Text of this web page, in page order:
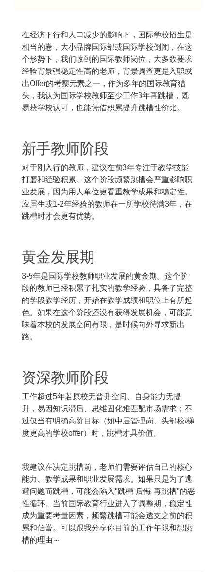
在经济下行和人口减少的影响下，国际学校招生是
相当的卷，大小品牌国际部或国际学校倒闭，在这
个形势下，我们收到的国际教师岗位，大多数要求
经验背景强稳定性高的老师，背景调查更是入职或
出Offer的考察元素之一，作为多年的国际教育猎
头，我认为国际学校教师至少工作3年再跳槽，既
易获学校认可，也能凭借积累提升跳槽性价比。
新手教师阶段
对于刚入行的教师，建议在前3年专注于教学技能
打磨和经验积累。这个阶段频繁跳槽会严重影响职
业发展，因为用人单位更看重教学成果和稳定性。
应届生或1-2年经验的教师在一所学校待满3年，在
跳槽时才会更有优势。
黄金发展期
3-5年是国际学校教师职业发展的黄金期。这个阶
段的教师已经积累了扎实的教学经验，具备了完整
的学段教学经历，开始在教学成绩和职位上有所起
色。如果在这个阶段还没有获得发展机会，可能意
味着本校的发展空间有限，是时候向外寻求新出
路。
资深教师阶段
工作超过5年若原校无晋升空间、自身能力无提
升，易因知识滞后、思维固化难匹配市场需求；不
过仅当有明确高阶目标（如中层管理岗、头部校/梯
度更高的学校offer）时，跳槽才具价值。
我建议在决定跳槽前，老师们需要评估自己的核心
能力、教学成果和职业发展需求。如果只是为了逃
避问题而跳槽，可能会陷入"跳槽-后悔-再跳槽"的恶
性循环。当前国际教育行业进入了调整期，稳定性
成为重要考量因素，频繁跳槽可能会透支之前的积
累和信誉。可以跟我分享你目前的工作年限和想跳
槽的理由～